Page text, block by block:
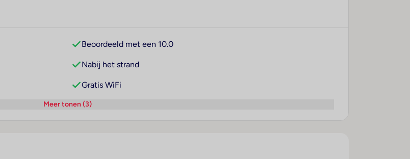
Beoordeeld met een 10.0
Nabij het strand
Gratis WiFi
Meer tonen (3)